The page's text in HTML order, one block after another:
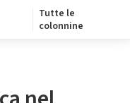
Tutte le
colonnine